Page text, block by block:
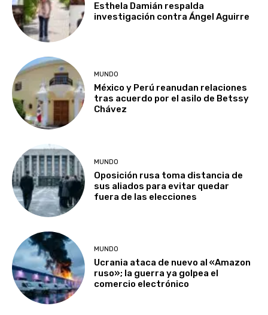
Esthela Damián respalda
investigación contra Ángel Aguirre
MUNDO
México y Perú reanudan relaciones
tras acuerdo por el asilo de Betssy
Chávez
MUNDO
Oposición rusa toma distancia de
sus aliados para evitar quedar
fuera de las elecciones
MUNDO
Ucrania ataca de nuevo al «Amazon
ruso»; la guerra ya golpea el
comercio electrónico